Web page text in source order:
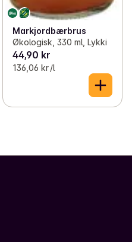
Markjordbærbrus
Økologisk, 330 ml, Lykki
44,90 kr
136,06 kr /l